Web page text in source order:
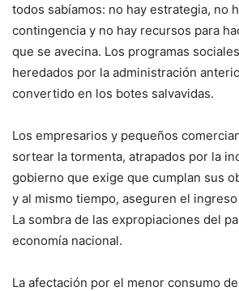
todos sabíamos: no hay estrategia, no
contingencia y no hay recursos para
que se avecina. Los programas
heredados por la administración
convertido en los botes salvavidas.
Los empresarios y pequeños
sortear la tormenta, atrapados por la
gobierno que exige que cumplan sus
y al mismo tiempo, aseguren el
La sombra de las expropiaciones del
economía nacional.
La afectación por el menor consumo